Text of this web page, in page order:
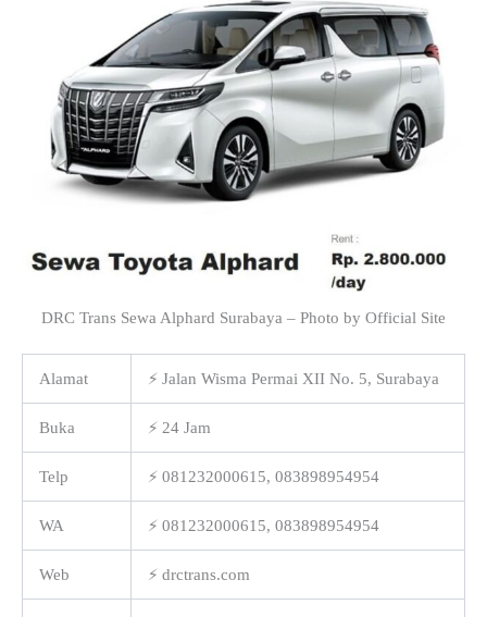
DRC Trans Sewa Alphard Surabaya – Photo by Official Site
Alamat ⚡ Jalan Wisma Permai XII No. 5, Surabaya
Buka ⚡ 24 Jam
Telp ⚡ 081232000615, 083898954954
WA ⚡ 081232000615, 083898954954
Web ⚡ drctrans.com